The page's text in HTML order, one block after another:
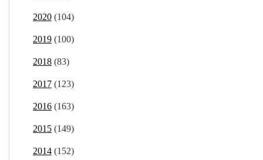
2020 (104)
2019 (100)
2018 (83)
2017 (123)
2016 (163)
2015 (149)
2014 (152)